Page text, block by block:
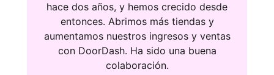
hace dos años, y hemos crecido desde
entonces. Abrimos más tiendas y
aumentamos nuestros ingresos y ventas
con DoorDash. Ha sido una buena
colaboración.